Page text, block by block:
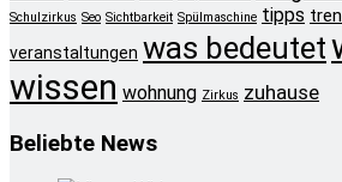
Schulzirkus Seo Sichtbarkeit Spülmaschine tipps
veranstaltungen was bedeutet
wissen wohnung Zirkus zuhause
Beliebte News